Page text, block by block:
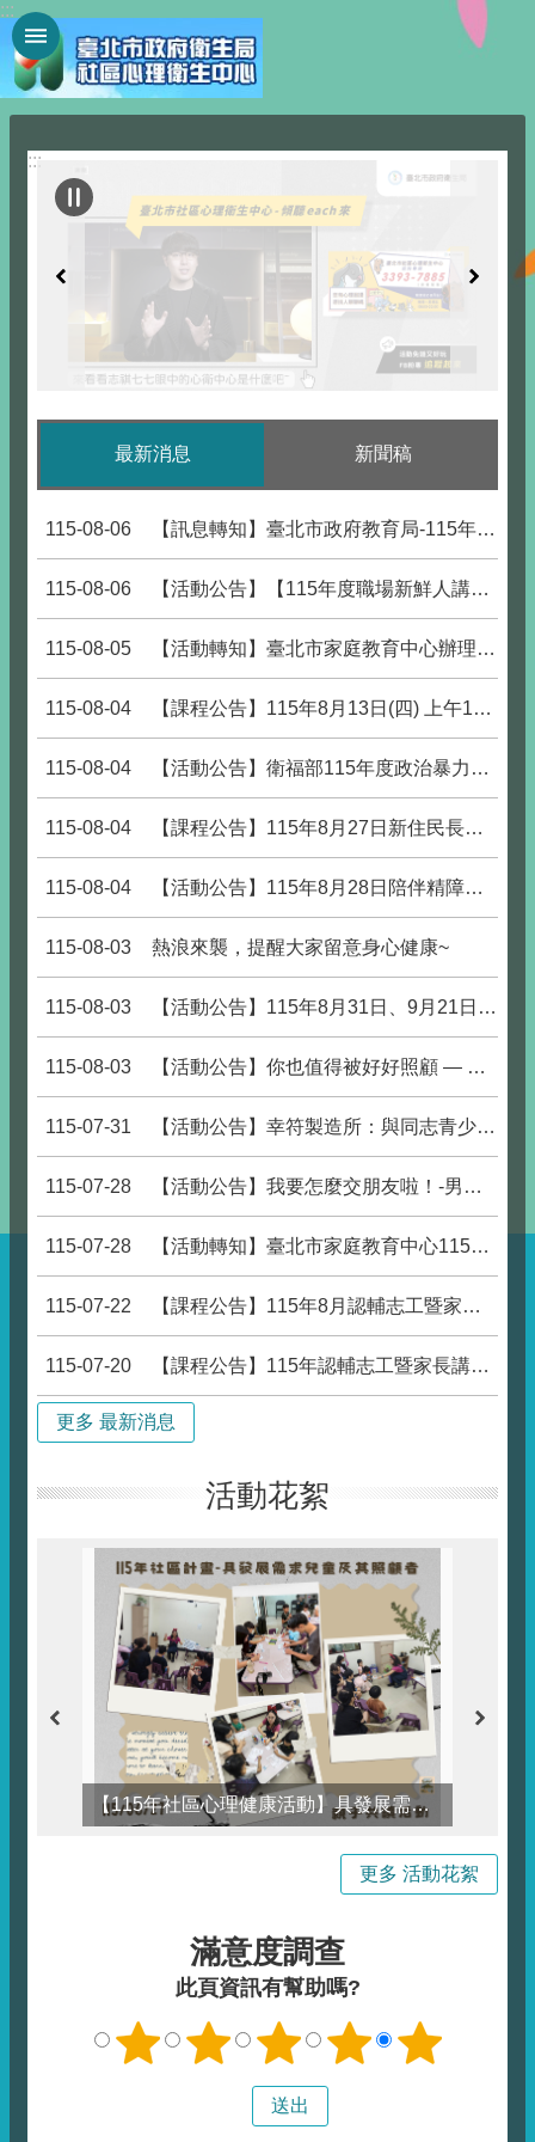
跳到主要內容區塊
:::
:::
最新消息 新聞稿
115-08-06 【訊息轉知】臺北市政府教育局-115年度推展家庭教育補助實施計畫開放申請
115-08-06 【活動公告】【115年度職場新鮮人講座】 職場新鮮人的自我照顧指南
115-08-05 【活動轉知】臺北市家庭教育中心辦理「爸爸不只是幫忙：數位時代的共同照顧與家庭教育」微論壇，開放報名中。
115-08-04 【課程公告】115年8月13日(四) 上午10:00-12:00 防詐與心理健康講座，熱烈報名中！
115-08-04 【活動公告】衛福部115年度政治暴力創傷療癒助人工作者進階培訓，歡迎大家踴躍上網報名參加!
115-08-04 【課程公告】115年8月27日新住民長者植栽療癒團體，熱烈報名中！
115-08-04 【活動公告】115年8月28日陪伴精障家人邁向職場的安心指南
115-08-03 熱浪來襲，提醒大家留意身心健康~
115-08-03 【活動公告】115年8月31日、9月21日-職場心理韌性提升之精神疾患辨識
115-08-03 【活動公告】你也值得被好好照顧 — 給照顧者的支持團體
115-07-31 【活動公告】幸符製造所：與同志青少 年一起長大
115-07-28 【活動公告】我要怎麼交朋友啦！-男性交友困境與關係練習團體
115-07-28 【活動轉知】臺北市家庭教育中心115年親密互動我和你系列課程–幸福感情樂章，熱烈報名中。
115-07-22 【課程公告】115年8月認輔志工暨家長親職教育講座_想陪伴卻不知如何靠近? 認識憂鬱與陪伴技巧
115-07-20 【課程公告】115年認輔志工暨家長講座：談ADHD的就診與用藥迷思
更多 最新消息
活動花絮
【115年社區心理健康活動】具發展需求兒童及其照顧者心理健康促進活動花絮
更多 活動花絮
滿意度調查
此頁資訊有幫助嗎?